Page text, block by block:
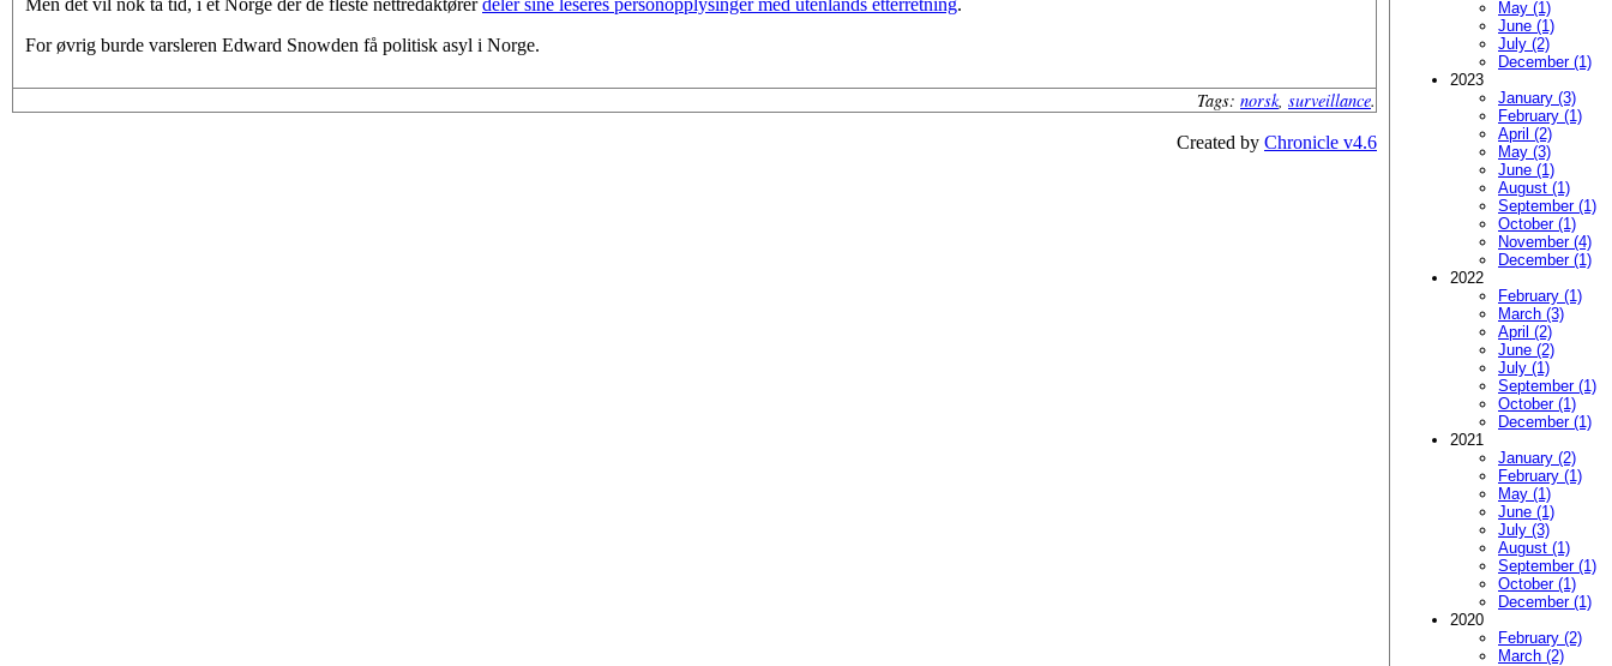
For øvrig burde varsleren Edward Snowden få politisk asyl i Norge.
Tags: norsk, surveillance.
May (1)
June (1)
July (2)
December (1)
2023
January (3)
February (1)
April (2)
May (3)
June (1)
August (1)
September (1)
October (1)
November (4)
December (1)
2022
February (1)
March (3)
April (2)
June (2)
July (1)
September (1)
October (1)
December (1)
2021
January (2)
February (1)
May (1)
June (1)
July (3)
August (1)
September (1)
October (1)
December (1)
2020
February (2)
March (2)
Created by Chronicle v4.6